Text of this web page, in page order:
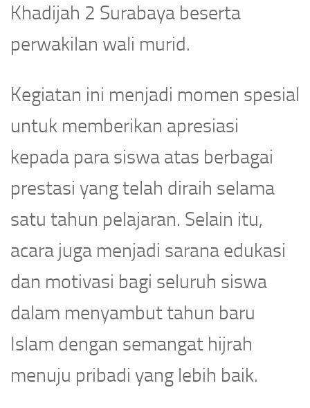
Khadijah 2 Surabaya beserta
perwakilan wali murid.
Kegiatan ini menjadi momen spesial
untuk memberikan apresiasi
kepada para siswa atas berbagai
prestasi yang telah diraih selama
satu tahun pelajaran. Selain itu,
acara juga menjadi sarana edukasi
dan motivasi bagi seluruh siswa
dalam menyambut tahun baru
Islam dengan semangat hijrah
menuju pribadi yang lebih baik.